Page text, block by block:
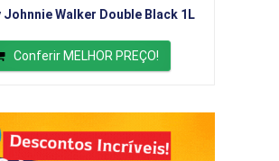
Johnnie Walker Double Black 1L
Conferir MELHOR PREÇO!